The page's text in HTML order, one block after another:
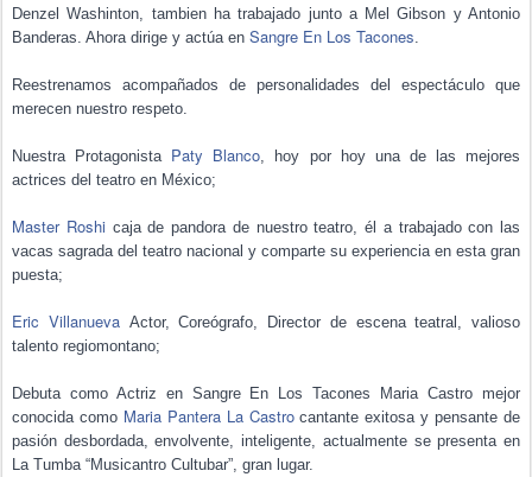
Denzel Washinton, tambien ha trabajado junto a Mel Gibson y Antonio
Banderas. Ahora dirige y actúa en Sangre En Los Tacones.
Reestrenamos acompañados de personalidades del espectáculo que
merecen nuestro respeto.
Nuestra Protagonista Paty Blanco, hoy por hoy una de las mejores
actrices del teatro en México;
Master Roshicaja de pandora de nuestro teatro, él a trabajado con las
vacas sagrada del teatro nacional y comparte su experiencia en esta gran
puesta;
Eric VillanuevaActor, Coreógrafo, Director de escena teatral, valioso
talento regiomontano;
Debuta como Actriz en Sangre En Los Tacones Maria Castro mejor
conocida como Maria Pantera La Castrocantante exitosa y pensante de
pasión desbordada, envolvente, inteligente, actualmente se presenta en
La Tumba “Musicantro Cultubar”, gran lugar.